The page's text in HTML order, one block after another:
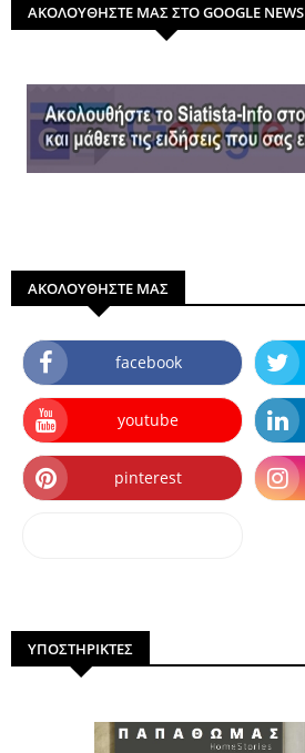
ΑΚΟΛΟΥΘΗΣΤΕ ΜΑΣ ΣΤΟ GOOGLE NEWS
ΑΚΟΛΟΥΘΗΣΤΕ ΜΑΣ
facebook
youtube
pinterest
ΥΠΟΣΤΗΡΙΚΤΕΣ